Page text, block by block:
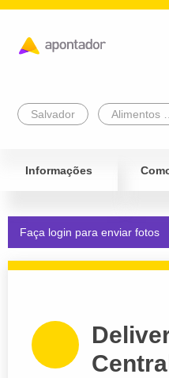
Salvador
Informações
Faça login para enviar fotos